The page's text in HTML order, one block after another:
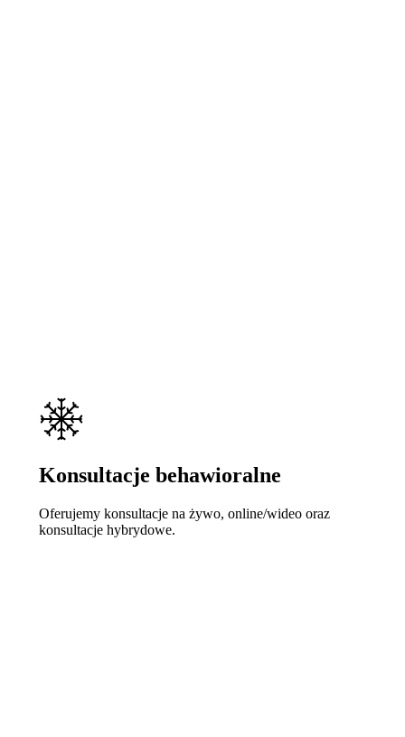
Konsultacje behawioralne
Oferujemy konsultacje na żywo, online/wideo oraz
konsultacje hybrydowe.